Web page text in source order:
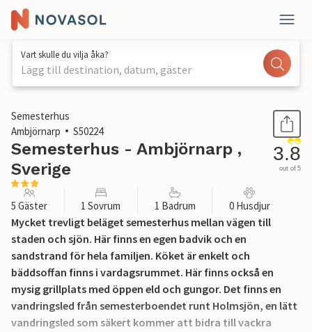
Vart skulle du vilja åka?
Lägg till destination, datum, gäster
1 / 15
Semesterhus
Ambjörnarp
S50224
Semesterhus - Ambjörnarp ,
Sverige
3.8
out of 5
5 Gäster 1 Sovrum 1 Badrum 0 Husdjur
Mycket trevligt beläget semesterhus mellan vägen till
staden och sjön. Här finns en egen badvik och en
sandstrand för hela familjen. Köket är enkelt och
bäddsoffan finns i vardagsrummet. Här finns också en
mysig grillplats med öppen eld och gungor. Det finns en
vandringsled från semesterboendet runt Holmsjön, en lätt
vandringsled som säkert kommer att bidra till vackra